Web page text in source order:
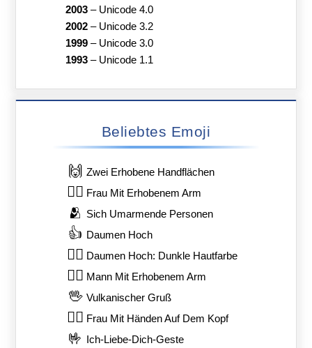
2003– Unicode 4.0
2002– Unicode 3.2
1999– Unicode 3.0
1993– Unicode 1.1
Beliebtes Emoji
🙌 Zwei Erhobene Handflächen
🙋‍♀️ Frau Mit Erhobenem Arm
🫂 Sich Umarmende Personen
👍 Daumen Hoch
👍🏿 Daumen Hoch: Dunkle Hautfarbe
🙋‍♂️ Mann Mit Erhobenem Arm
🖖 Vulkanischer Gruß
🙆‍♀️ Frau Mit Händen Auf Dem Kopf
🤟 Ich-Liebe-Dich-Geste